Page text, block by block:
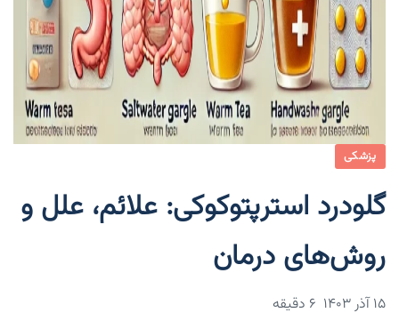
پزشکی
گلودرد استرپتوکوکی: علائم، علل و
روش‌های درمان
۱۵ آذر ۱۴۰۳